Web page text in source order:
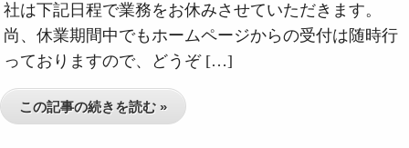
社は下記日程で業務をお休みさせていただきます。
尚、休業期間中でもホームページからの受付は随時行
っておりますので、どうぞ […]
この記事の続きを読む »